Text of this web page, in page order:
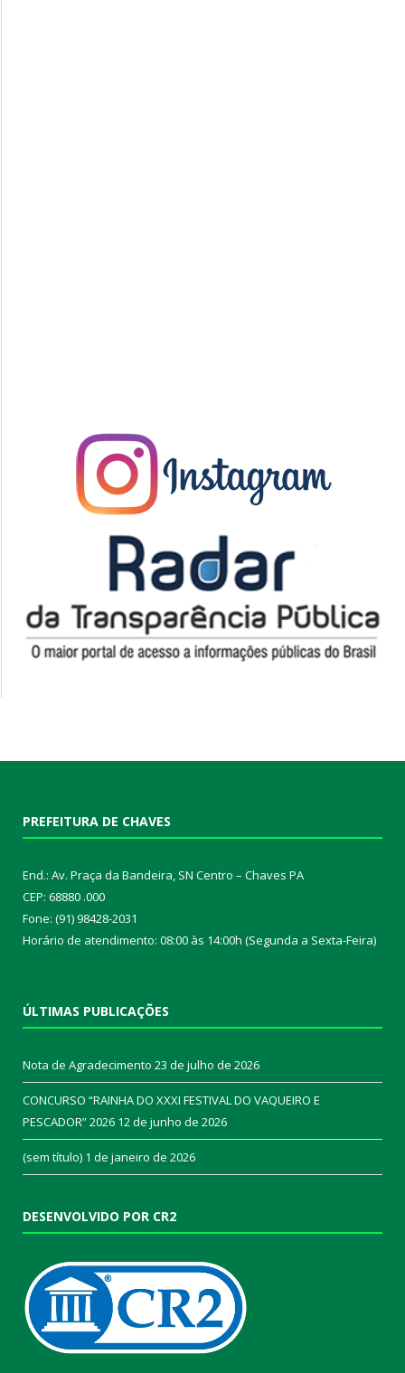
PREFEITURA DE CHAVES
End.: Av. Praça da Bandeira, SN Centro – Chaves PA
CEP: 68880 .000
Fone: (91) 98428-2031
Horário de atendimento: 08:00 às 14:00h (Segunda a Sexta-Feira)
ÚLTIMAS PUBLICAÇÕES
Nota de Agradecimento 23 de julho de 2026
CONCURSO “RAINHA DO XXXI FESTIVAL DO VAQUEIRO E
PESCADOR” 2026 12 de junho de 2026
(sem título) 1 de janeiro de 2026
DESENVOLVIDO POR CR2